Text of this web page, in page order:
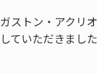
ガストン・アクリ
していただきました